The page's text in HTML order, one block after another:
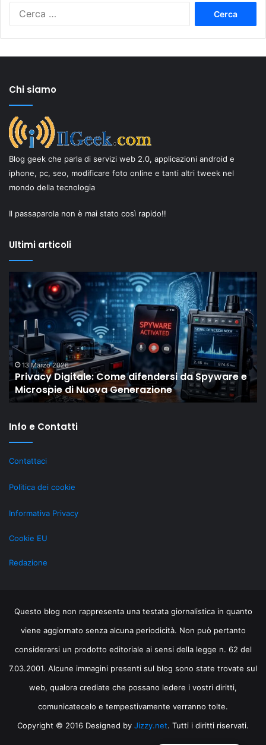
Chi siamo
Blog geek che parla di servizi web 2.0, applicazioni android e
iphone, pc, seo, modificare foto online e tanti altri tweek nel
mondo della tecnologia
Il passaparola non è mai stato così rapido!!
Ultimi articoli
Privacy
Digitale:
Come
difendersi
Spyware
e
Microspie
di
Nuova
Generazione
13 Marzo 2026
Privacy Digitale: Come difendersi da Spyware e
Microspie di Nuova Generazione
di
gli
Info e Contatti
Contattaci
Politica dei cookie
Informativa Privacy
Cookie EU
Redazione
Questo blog non rappresenta una testata giornalistica in quanto
viene aggiornato senza alcuna periodicità. Non può pertanto
considerarsi un prodotto editoriale ai sensi della legge n. 62 del
7.03.2001. Alcune immagini presenti sul blog sono state trovate sul
web, qualora crediate che possano ledere i vostri diritti,
comunicatecelo e tempestivamente verranno tolte.
Copyright © 2016 Designed by Jizzy.net. Tutti i diritti riservati.